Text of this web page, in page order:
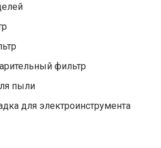
фильтр
пыли
для электроинструмента